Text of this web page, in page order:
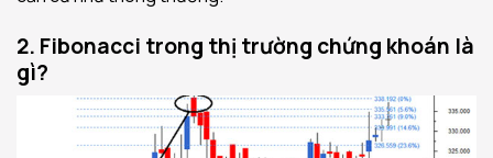
2. Fibonacci trong thị trường chứng khoán là
gì?